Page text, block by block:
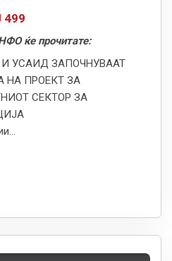
ќе прочитате:
УСАИД ЗАПОЧНУВААТ
НА ПРОЕКТ ЗА
СЕКТОР ЗА